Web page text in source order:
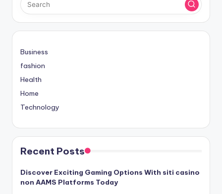
Business
fashion
Health
Home
Technology
Recent Posts
Discover Exciting Gaming Options With siti casino
non AAMS Platforms Today